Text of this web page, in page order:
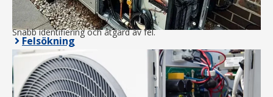
Snabb identifiering och åtgärd av fel.
Felsökning